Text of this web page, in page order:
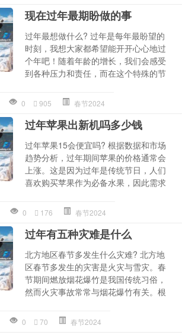
现在过年最期盼做的事
过年最想做什么? 过年是每年最盼望的
时刻，我想大家都希望能开开心心地过
个年吧！随着年龄的增长，我们会感受
到各种压力和责任，而在这个特殊的节
0 905 春节2024
过年苹果出新机吗多少钱
过年苹果15会便宜吗? 根据数据和市场
趋势分析，过年期间苹果的价格通常会
上涨。这是因为过年是传统节日，人们
喜欢购买苹果作为必备水果，因此需求
0 176 春节2024
过年有五种灾难是什么
北方地区春节多发生什么灾难? 北方地
区春节多发生的灾害是火灾与雪灾。春
节期间燃放烟花爆竹是我国传统习俗，
然而火灾事故常常与烟花爆竹有关。根
0 70 春节2024